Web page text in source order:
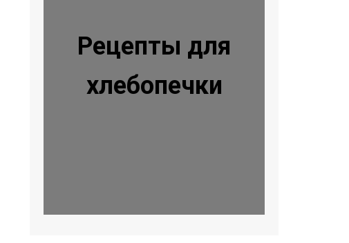
Рецепты для
хлебопечки